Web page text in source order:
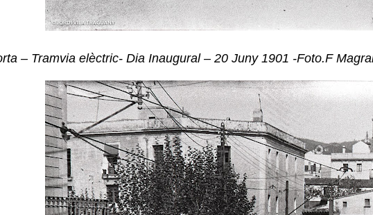
– Tramvia elèctric- Dia Inaugural – 20 Juny 1901 -Foto.F